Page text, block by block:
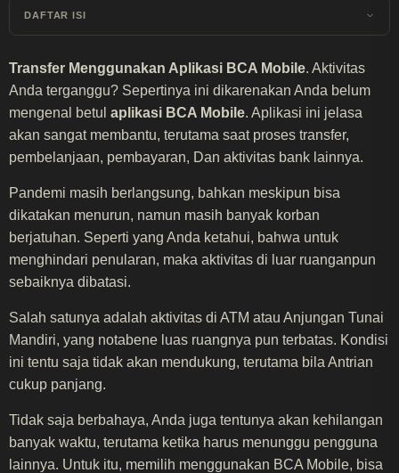
DAFTAR ISI
Transfer Menggunakan Aplikasi BCA Mobile. Aktivitas
Anda terganggu? Sepertinya ini dikarenakan Anda belum
mengenal betul aplikasi BCA Mobile. Aplikasi ini jelasa
akan sangat membantu, terutama saat proses transfer,
pembelanjaan, pembayaran, Dan aktivitas bank lainnya.
Pandemi masih berlangsung, bahkan meskipun bisa
dikatakan menurun, namun masih banyak korban
berjatuhan. Seperti yang Anda ketahui, bahwa untuk
menghindari penularan, maka aktivitas di luar ruanganpun
sebaiknya dibatasi.
Salah satunya adalah aktivitas di ATM atau Anjungan Tunai
Mandiri, yang notabene luas ruangnya pun terbatas. Kondisi
ini tentu saja tidak akan mendukung, terutama bila Antrian
cukup panjang.
Tidak saja berbahaya, Anda juga tentunya akan kehilangan
banyak waktu, terutama ketika harus menunggu pengguna
lainnya. Untuk itu, memilih menggunakan BCA Mobile, bisa